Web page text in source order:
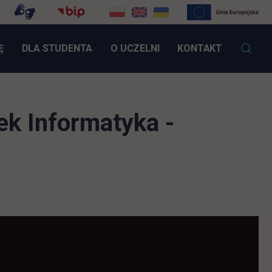
LINK OTWIERA SIĘ W NOWEJ KARCIE
DLA STUDENTA O UCZELNI KONTAKT
Informatyka -